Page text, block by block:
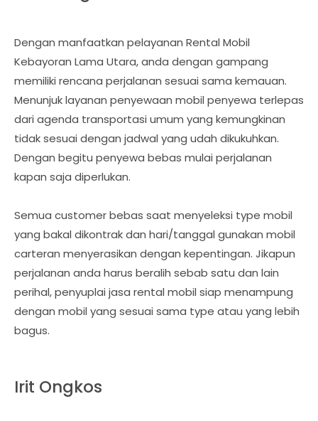
Dengan manfaatkan pelayanan Rental Mobil
Kebayoran Lama Utara, anda dengan gampang
memiliki rencana perjalanan sesuai sama kemauan.
Menunjuk layanan penyewaan mobil penyewa terlepas
dari agenda transportasi umum yang kemungkinan
tidak sesuai dengan jadwal yang udah dikukuhkan.
Dengan begitu penyewa bebas mulai perjalanan
kapan saja diperlukan.
Semua customer bebas saat menyeleksi type mobil
yang bakal dikontrak dan hari/tanggal gunakan mobil
carteran menyerasikan dengan kepentingan. Jikapun
perjalanan anda harus beralih sebab satu dan lain
perihal, penyuplai jasa rental mobil siap menampung
dengan mobil yang sesuai sama type atau yang lebih
bagus.
Irit Ongkos